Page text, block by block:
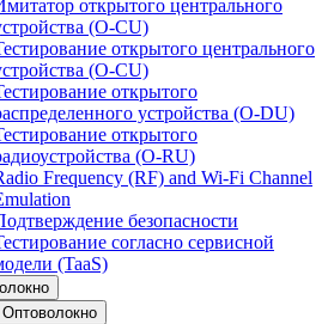
открытого центрального
(O-CU)
открытого центрального
(O-CU)
открытого
устройства (O-DU)
открытого
(O-RU)
Frequency (RF) and Wi-Fi Channel
безопасности
согласно сервисной
(TaaS)
Оптоволокно